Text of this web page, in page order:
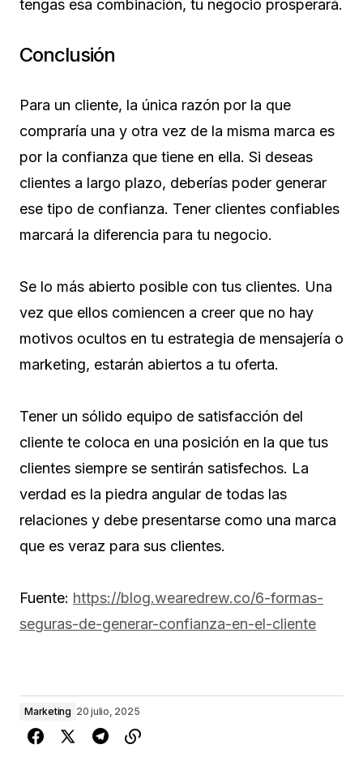
tengas esa combinación, tu negocio prosperará.
Conclusión
Para un cliente, la única razón por la que
compraría una y otra vez de la misma marca es
por la confianza que tiene en ella. Si deseas
clientes a largo plazo, deberías poder generar
ese tipo de confianza. Tener clientes confiables
marcará la diferencia para tu negocio.
Se lo más abierto posible con tus clientes. Una
vez que ellos comiencen a creer que no hay
motivos ocultos en tu estrategia de mensajería o
marketing, estarán abiertos a tu oferta.
Tener un sólido equipo de satisfacción del
cliente te coloca en una posición en la que tus
clientes siempre se sentirán satisfechos. La
verdad es la piedra angular de todas las
relaciones y debe presentarse como una marca
que es veraz para sus clientes.
Fuente: https://blog.wearedrew.co/6-formas-
seguras-de-generar-confianza-en-el-cliente
Marketing 20 julio, 2025